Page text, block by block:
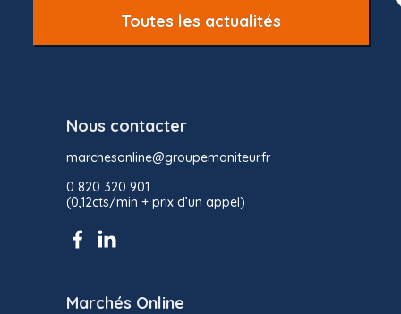
Toutes les actualités
Nous contacter
marchesonline@groupemoniteur.fr
0 820 320 901
(0,12cts/min + prix d’un appel)
Marchés Online